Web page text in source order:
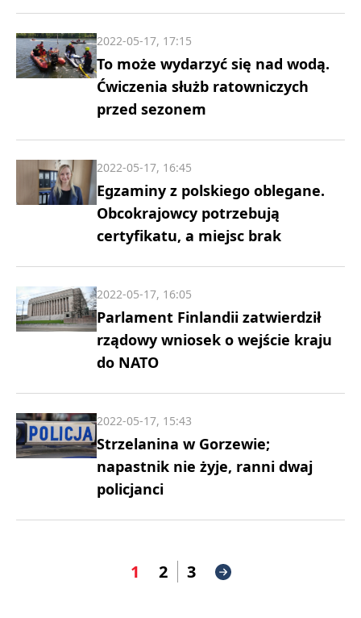
To może wydarzyć się nad wodą.
Ćwiczenia służb ratowniczych
przed sezonem
2022-05-17, 17:15
Egzaminy z polskiego oblegane.
Obcokrajowcy potrzebują
certyfikatu, a miejsc brak
2022-05-17, 16:45
Parlament Finlandii zatwierdził
rządowy wniosek o wejście kraju
do NATO
2022-05-17, 16:05
Strzelanina w Gorzewie;
napastnik nie żyje, ranni dwaj
policjanci
2022-05-17, 15:43
1 2 3